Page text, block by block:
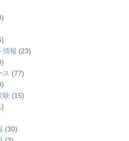
情報 (23)
ス (77)
験 (15)
(30)